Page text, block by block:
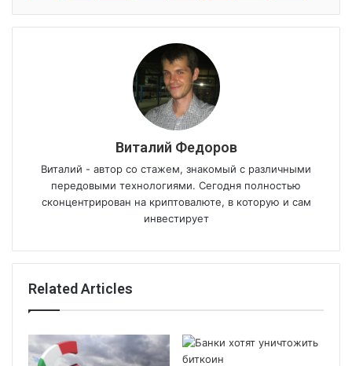
Виталий Федоров
Виталий - автор со стажем, знакомый с различными
передовыми технологиями. Сегодня полностью
сконцентрирован на криптовалюте, в которую и сам
инвестирует
Related Articles